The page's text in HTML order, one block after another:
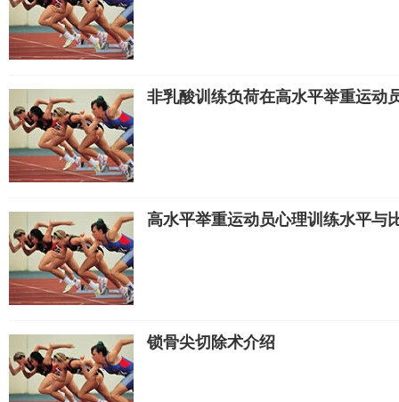
非乳酸训练负荷在高水平举重运动
高水平举重运动员心理训练水平与
锁骨尖切除术介绍